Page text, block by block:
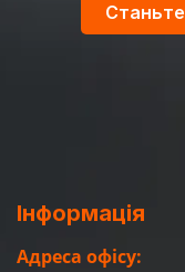
Інформація
Адреса офісу: